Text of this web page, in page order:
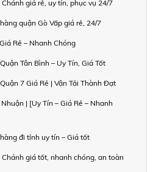
giá rẻ, uy tín, phục vụ 24/7
quận Gò Vấp giá rẻ, 24/7
Rẻ – Nhanh Chóng
Tân Bình – Uy Tín, Giá Tốt
7 Giá Rẻ | Vận Tải Thành Đạt
| [Uy Tín – Giá Rẻ – Nhanh
đi tỉnh uy tín – Giá tốt
giá tốt, nhanh chóng, an toàn